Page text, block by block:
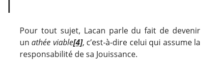
Pour tout sujet, Lacan parle du fait de devenir
unathée viable[4], c’est-à-dire celui qui assume la
responsabilité de sa Jouissance.